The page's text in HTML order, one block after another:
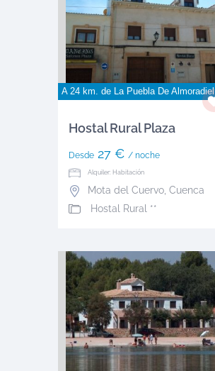
A 24 km. de La Puebla De Almoradiel
Hostal Rural Plaza
Desde27 € / noche
Alquiler: Habitación
Mota del Cuervo, Cuenca
Hostal Rural **